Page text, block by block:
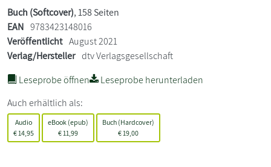
Buch (Softcover), 158 Seiten
EAN 9783423148016
Veröffentlicht August 2021
Verlag/Hersteller dtv Verlagsgesellschaft
Leseprobe öffnen
Leseprobe herunterladen
Auch erhältlich als:
Audio
€ 14,95
eBook (epub)
€ 11,99
Buch (Hardcover)
€ 19,00